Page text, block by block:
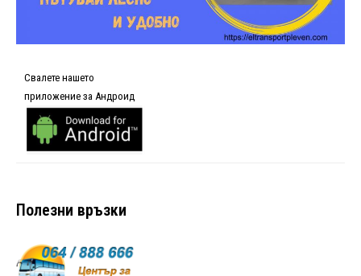
Свалете нашето
приложение за Андроид
Полезни връзки